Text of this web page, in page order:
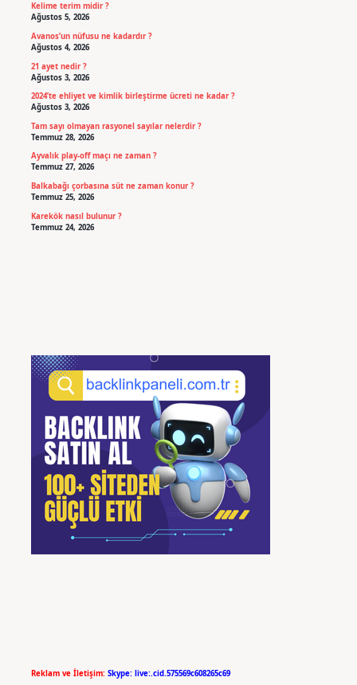
Kelime terim midir ?
Ağustos 5, 2026
Avanos’un nüfusu ne kadardır ?
Ağustos 4, 2026
21 ayet nedir ?
Ağustos 3, 2026
2024’te ehliyet ve kimlik birleştirme ücreti ne kadar ?
Ağustos 3, 2026
Tam sayı olmayan rasyonel sayılar nelerdir ?
Temmuz 28, 2026
Ayvalık play-off maçı ne zaman ?
Temmuz 27, 2026
Balkabağı çorbasına süt ne zaman konur ?
Temmuz 25, 2026
Karekök nasıl bulunur ?
Temmuz 24, 2026
Reklam ve İletişim: Skype: live:.cid.575569c608265c69